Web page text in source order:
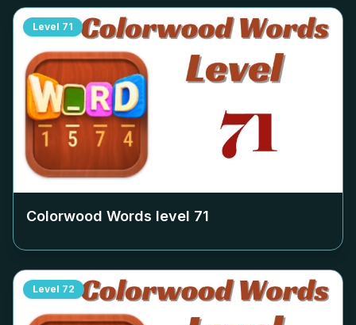
Level 71
Colorwood Words level 71
Level 72